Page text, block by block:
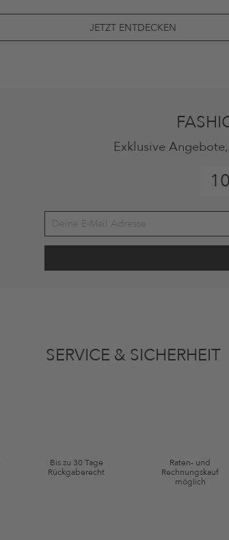
JETZT ENTDECKEN
Exklusive
SERVICE & SICHERHEIT
Bis zu 30 Tage
Rückgaberecht
Raten- und
Rechnungskauf
möglich